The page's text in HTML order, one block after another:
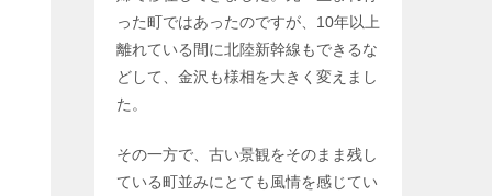
った町ではあったのですが、10年以上
離れている間に北陸新幹線もできるな
どして、金沢も様相を大きく変えまし
た。
その一方で、古い景観をそのまま残し
ている町並みにとても風情を感じてい